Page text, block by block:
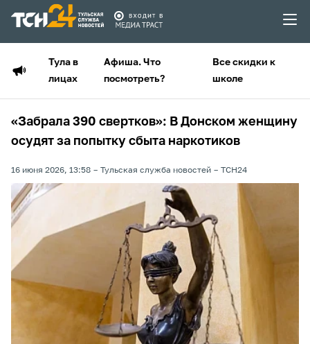
Тула в
лицах
Афиша. Что
посмотреть?
Все скидки к
школе
«Забрала 390 свертков»: В Донском женщину
осудят за попытку сбыта наркотиков
16 июня 2026, 13:58 Тульская служба новостей ТСН24